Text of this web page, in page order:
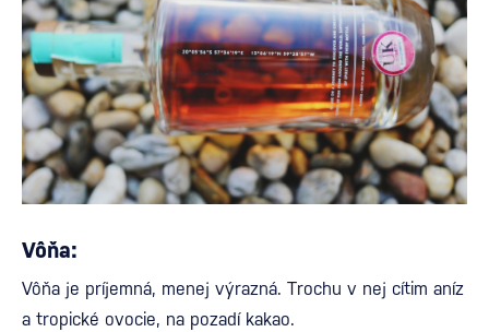
Vôňa:
Vôňa je príjemná, menej výrazná. Trochu v nej cítim aníz
a tropické ovocie, na pozadí kakao.